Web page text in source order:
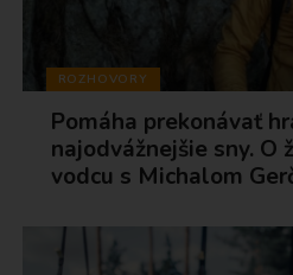
ROZHOVORY
Pomáha prekonávať
najodvážnejšie sny. O
vodcu s Michalom